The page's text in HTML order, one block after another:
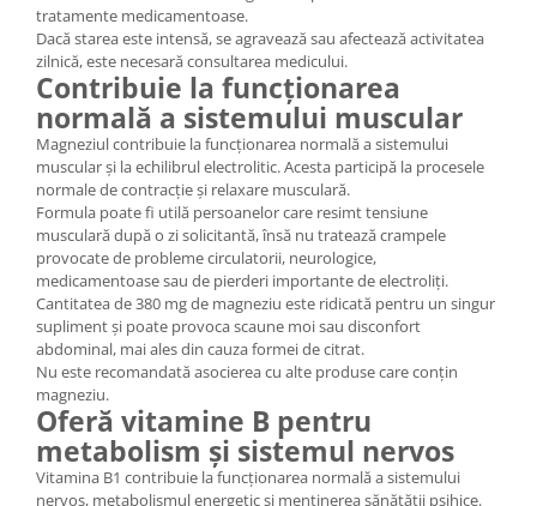
tratamente medicamentoase.
Dacă starea este intensă, se agravează sau afectează activitatea
zilnică, este necesară consultarea medicului.
Contribuie la funcționarea
normală a sistemului muscular
Magneziul contribuie la funcționarea normală a sistemului
muscular și la echilibrul electrolitic. Acesta participă la procesele
normale de contracție și relaxare musculară.
Formula poate fi utilă persoanelor care resimt tensiune
musculară după o zi solicitantă, însă nu tratează crampele
provocate de probleme circulatorii, neurologice,
medicamentoase sau de pierderi importante de electroliți.
Cantitatea de 380 mg de magneziu este ridicată pentru un singur
supliment și poate provoca scaune moi sau disconfort
abdominal, mai ales din cauza formei de citrat.
Nu este recomandată asocierea cu alte produse care conțin
magneziu.
Oferă vitamine B pentru
metabolism și sistemul nervos
Vitamina B1 contribuie la funcționarea normală a sistemului
nervos, metabolismul energetic și menținerea sănătății psihice.